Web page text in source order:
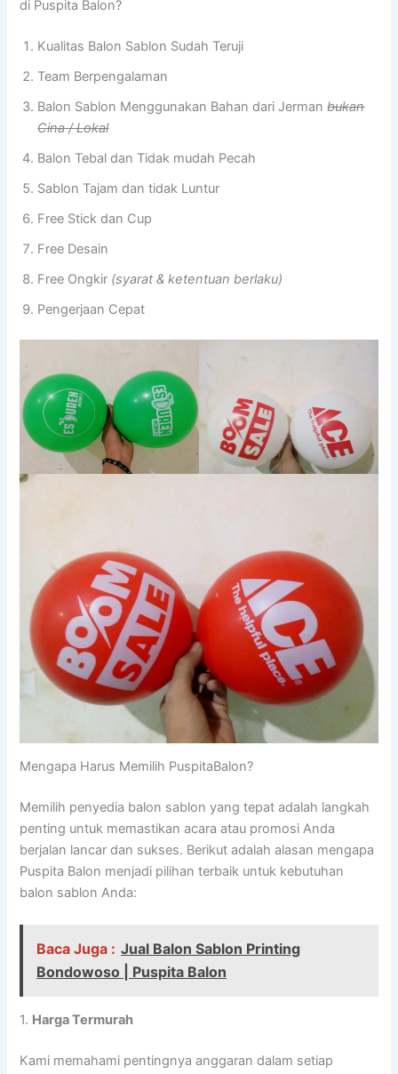
di Puspita Balon?
Kualitas Balon Sablon Sudah Teruji
Team Berpengalaman
Balon Sablon Menggunakan Bahan dari Jermanbukan
Cina / Lokal
Balon Tebal dan Tidak mudah Pecah
Sablon Tajam dan tidak Luntur
Free Stick dan Cup
Free Desain
Free Ongkir (syarat & ketentuan berlaku)
Pengerjaan Cepat
Mengapa Harus Memilih PuspitaBalon?
Memilih penyedia balon sablon yang tepat adalah langkah
penting untuk memastikan acara atau promosi Anda
berjalan lancar dan sukses. Berikut adalah alasan mengapa
Puspita Balon menjadi pilihan terbaik untuk kebutuhan
balon sablon Anda:
Baca Juga : Jual Balon Sablon Printing
Bondowoso | Puspita Balon
1. Harga Termurah
Kami memahami pentingnya anggaran dalam setiap